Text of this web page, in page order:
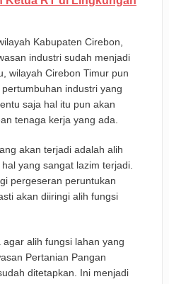
Kabupaten Cirebon,
industri sudah menjadi
wilayah Cirebon Timur pun
industri yang
saja hal itu pun akan
tenaga kerja yang ada.
akan terjadi adalah alih
yang sangat lazim terjadi.
pergeseran peruntukan
akan diiringi alih fungsi
alih fungsi lahan yang
Pertanian Pangan
ditetapkan. Ini menjadi